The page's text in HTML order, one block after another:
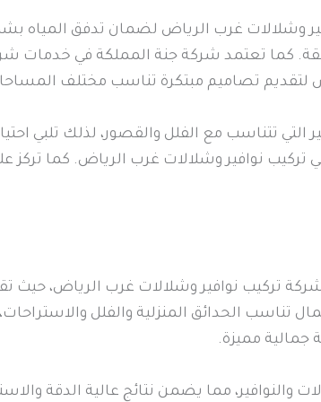
وشلالات غرب الرياض لضمان تدفق
كما تعتمد شركة جنة المملكة في خدمات
تصاميم مبتكرة تناسب مختلف
التي تتناسب مع الفلل والقصور، لذلك تلبي
تركيب نوافير وشلالات غرب الرياض. كما تركز
تركيب نوافير وشلالات غرب الرياض، حيث
تناسب الحدائق المنزلية والفلل
مميزة.
والنوافير، مما يضمن نتائج عالية الدقة